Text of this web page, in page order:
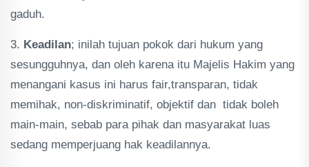
gaduh.
3. Keadilan; inilah tujuan pokok dari hukum yang
sesungguhnya, dan oleh karena itu Majelis Hakim yang
menangani kasus ini harus fair,transparan, tidak
memihak, non-diskriminatif, objektif dan tidak boleh
main-main, sebab para pihak dan masyarakat luas
sedang memperjuang hak keadilannya.